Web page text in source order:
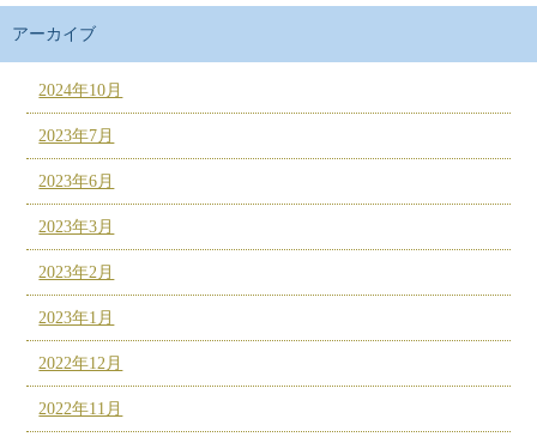
アーカイブ
2024年10月
2023年7月
2023年6月
2023年3月
2023年2月
2023年1月
2022年12月
2022年11月